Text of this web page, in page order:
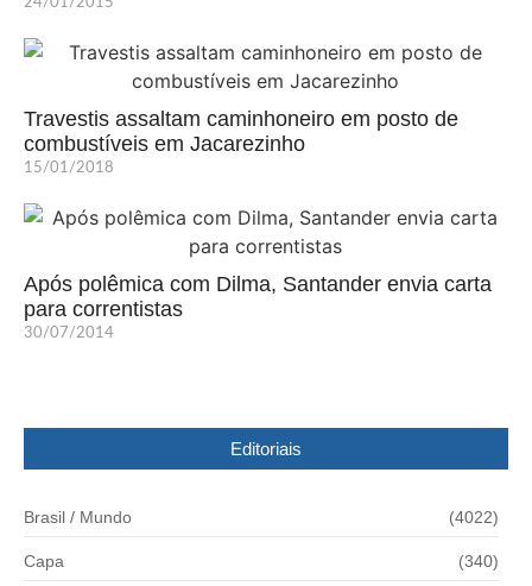
Travestis assaltam caminhoneiro em posto de
combustíveis em Jacarezinho
15/01/2018
Após polêmica com Dilma, Santander envia carta
para correntistas
30/07/2014
Editoriais
Brasil / Mundo (4022)
Capa (340)